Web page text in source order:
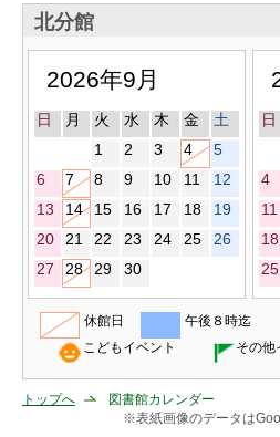
北分館
2026年9月
日 月 火 水 木 金
土
1
2 3 4
5
6
7 8 9 10 11
12
13
14 15 16 17 18
19
20
21 22 23 24 25
26
27
28 29 30
日
4
11
18
25
休館日 午後８時迄
こどもイベント
その他
トップへ
図書館カレンダー
※表紙画像のデータは